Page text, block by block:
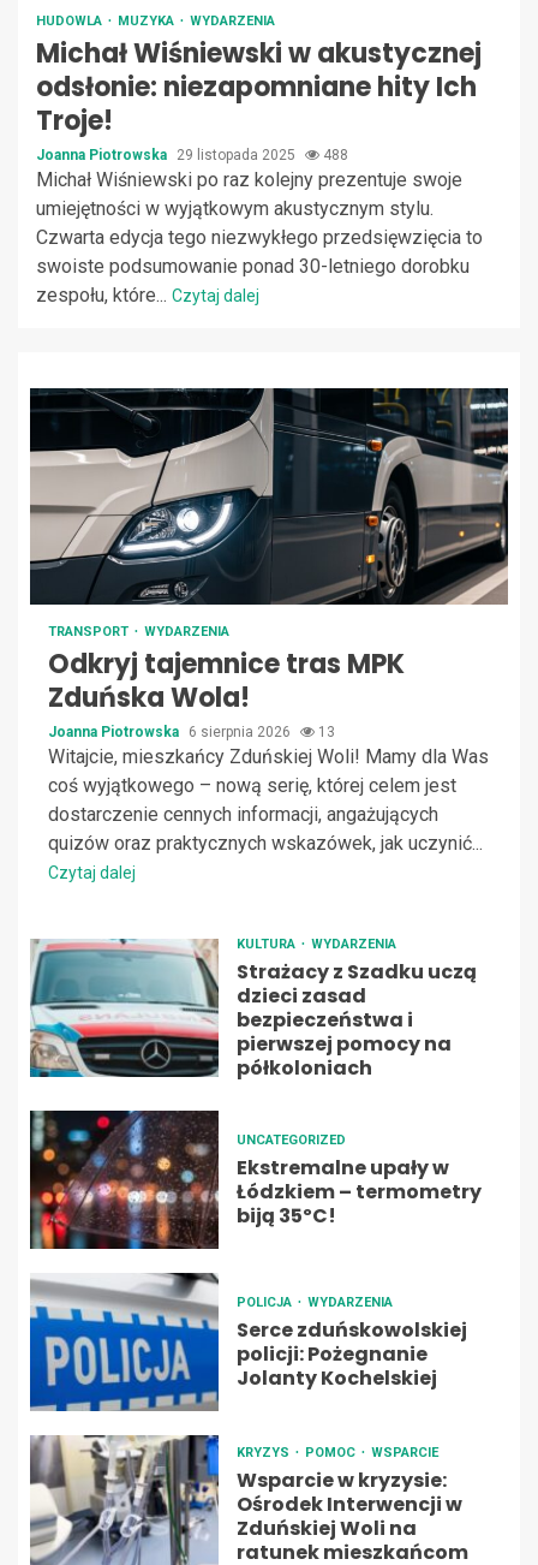
HUDOWLA MUZYKA WYDARZENIA
Michał Wiśniewski w akustycznej
odsłonie: niezapomniane hity Ich
Troje!
Joanna Piotrowska 29 listopada 2025 488
Michał Wiśniewski po raz kolejny prezentuje swoje
umiejętności w wyjątkowym akustycznym stylu.
Czwarta edycja tego niezwykłego przedsięwzięcia to
swoiste podsumowanie ponad 30-letniego dorobku
zespołu, które... Czytaj dalej
TRANSPORT WYDARZENIA
Odkryj tajemnice tras MPK
Zduńska Wola!
Joanna Piotrowska 6 sierpnia 2026 13
Witajcie, mieszkańcy Zduńskiej Woli! Mamy dla Was
coś wyjątkowego – nową serię, której celem jest
dostarczenie cennych informacji, angażujących
quizów oraz praktycznych wskazówek, jak uczynić...
Czytaj dalej
KULTURA WYDARZENIA
Strażacy z Szadku uczą
dzieci zasad
bezpieczeństwa i
pierwszej pomocy na
półkoloniach
UNCATEGORIZED
Ekstremalne upały w
Łódzkiem – termometry
biją 35ºC!
POLICJA WYDARZENIA
Serce zduńskowolskiej
policji: Pożegnanie
Jolanty Kochelskiej
KRYZYS POMOC WSPARCIE
Wsparcie w kryzysie:
Ośrodek Interwencji w
Zduńskiej Woli na
ratunek mieszkańcom